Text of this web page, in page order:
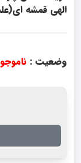
الهی قمشه
وضعیت :